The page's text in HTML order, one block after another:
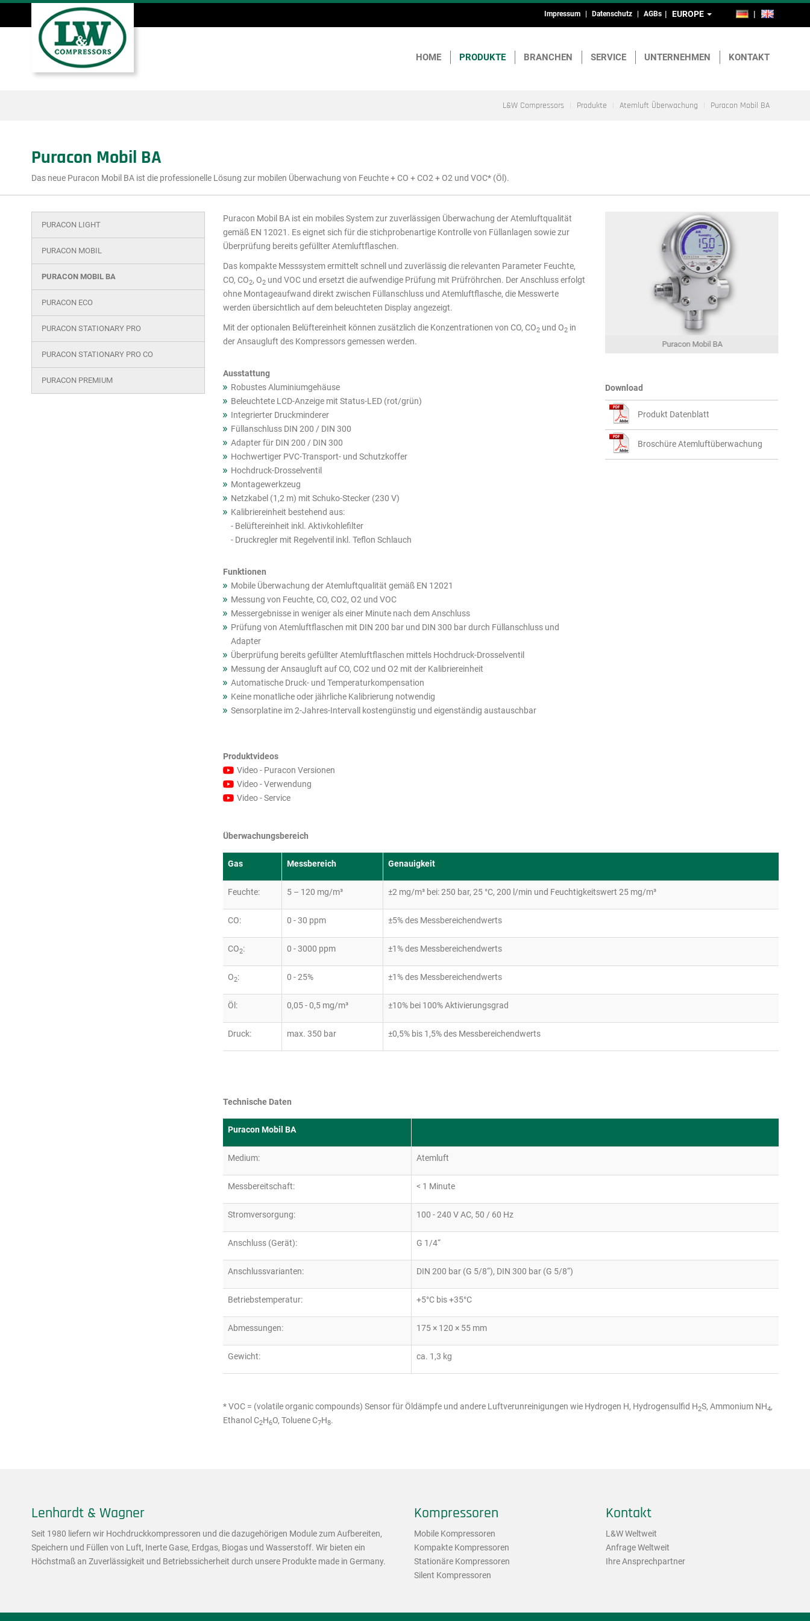
DE EN
EUROPE
Kopf-
Fußmenü
Impressum Datenschutz AGBs
Hauptmenü HOME PRODUKTE BRANCHEN SERVICE UNTERNEHMEN KONTAKT
L&W Compressors Produkte Atemluft Überwachung Puracon Mobil BA
Puracon Mobil BA
Das neue Puracon Mobil BA ist die professionelle Lösung zur mobilen Überwachung von Feuchte + CO + CO2 + O2 und VOC* (Öl).
Hauptmenü
Ausschnitt
Produkte
PURACON LIGHT
PURACON MOBIL
PURACON MOBIL BA
PURACON ECO
PURACON STATIONARY PRO
PURACON STATIONARY PRO CO
PURACON PREMIUM
Puracon Mobil BA ist ein mobiles System zur zuverlässigen Überwachung der Atemluftqualität
gemäß EN 12021. Es eignet sich für die stichprobenartige Kontrolle von Füllanlagen sowie zur
Überprüfung bereits gefüllter Atemluftflaschen.
Das kompakte Messsystem ermittelt schnell und zuverlässig die relevanten Parameter Feuchte,
CO, CO2, O2und VOC und ersetzt die aufwendige Prüfung mit Prüfröhrchen. Der Anschluss erfolgt
ohne Montageaufwand direkt zwischen Füllanschluss und Atemluftflasche, die Messwerte
werden übersichtlich auf dem beleuchteten Display angezeigt.
Mit der optionalen Belüftereinheit können zusätzlich die Konzentrationen von CO, CO2und O2in
der Ansaugluft des Kompressors gemessen werden.
Ausstattung
Robustes Aluminiumgehäuse
Beleuchtete LCD-Anzeige mit Status-LED (rot/grün)
Integrierter Druckminderer
Füllanschluss DIN 200 / DIN 300
Adapter für DIN 200 / DIN 300
Hochwertiger PVC-Transport- und Schutzkoffer
Hochdruck-Drosselventil
Montagewerkzeug
Netzkabel (1,2 m) mit Schuko-Stecker (230 V)
Kalibriereinheit bestehend aus:
- Belüftereinheit inkl. Aktivkohlefilter
- Druckregler mit Regelventil inkl. Teflon Schlauch
Funktionen
Mobile Überwachung der Atemluftqualität gemäß EN 12021
Messung von Feuchte, CO, CO2, O2 und VOC
Messergebnisse in weniger als einer Minute nach dem Anschluss
Prüfung von Atemluftflaschen mit DIN 200 bar und DIN 300 bar durch Füllanschluss und
Adapter
Überprüfung bereits gefüllter Atemluftflaschen mittels Hochdruck-Drosselventil
Messung der Ansaugluft auf CO, CO2 und O2 mit der Kalibriereinheit
Automatische Druck- und Temperaturkompensation
Keine monatliche oder jährliche Kalibrierung notwendig
Sensorplatine im 2-Jahres-Intervall kostengünstig und eigenständig austauschbar
Produktvideos
Video - Puracon Versionen
Video - Verwendung
Video - Service
Puracon Mobil BA
Download
Produkt Datenblatt
Broschüre Atemluftüberwachung
Überwachungsbereich
Gas Messbereich Genauigkeit
Feuchte: 5 – 120 mg/m³ ±2 mg/m³ bei: 250 bar, 25 °C, 200 l/min und Feuchtigkeitswert 25 mg/m³
CO: 0 - 30 ppm ±5% des Messbereichendwerts
CO2: 0 - 3000 ppm ±1% des Messbereichendwerts
O2: 0 - 25% ±1% des Messbereichendwerts
Öl: 0,05 - 0,5 mg/m³ ±10% bei 100% Aktivierungsgrad
Druck: max. 350 bar ±0,5% bis 1,5% des Messbereichendwerts
Technische Daten
Puracon Mobil BA
Medium: Atemluft
Messbereitschaft: < 1 Minute
Stromversorgung: 100 - 240 V AC, 50 / 60 Hz
Anschluss (Gerät): G 1/4“
Anschlussvarianten: DIN 200 bar (G 5/8“), DIN 300 bar (G 5/8“)
Betriebstemperatur: +5°C bis +35°C
Abmessungen: 175 × 120 × 55 mm
Gewicht: ca. 1,3 kg
* VOC = (volatile organic compounds) Sensor für Öldämpfe und andere Luftverunreinigungen wie Hydrogen H, Hydrogensulfid H2S, Ammonium NH4,
Ethanol C2H6O, Toluene C7H8.
Lenhardt & Wagner
Seit 1980 liefern wir Hochdruckkompressoren und die dazugehörigen Module zum Aufbereiten,
Speichern und Füllen von Luft, Inerte Gase, Erdgas, Biogas und Wasserstoff. Wir bieten ein
Höchstmaß an Zuverlässigkeit und Betriebssicherheit durch unsere Produkte made in Germany.
Kompressoren
Mobile Kompressoren
Kompakte Kompressoren
Stationäre Kompressoren
Silent Kompressoren
Kontakt
L&W Weltweit
Anfrage Weltweit
Ihre Ansprechpartner